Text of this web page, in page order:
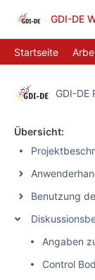
GDI-DE
Startseite
GDI-DE
Übersicht:
Benutzung
Angaben
Control